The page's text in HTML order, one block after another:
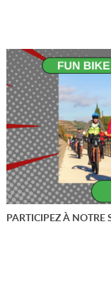
PARTICIPEZ À NOTRE